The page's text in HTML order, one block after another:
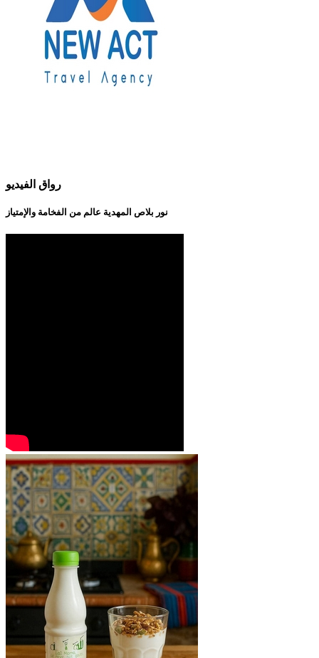
رواق الفيديو
نور بلاص المهدية عالم من الفخامة والإمتياز